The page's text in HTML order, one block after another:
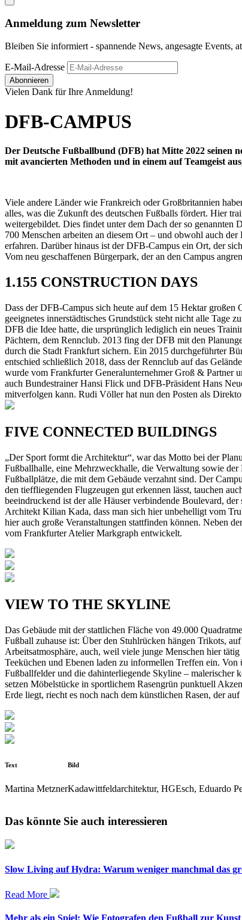
Anmeldung zum Newsletter
Bleiben Sie informiert - spannende News, angesagte Events,
E-Mail-Adresse
Abonnieren
Vielen Dank für Ihre Anmeldung!
DFB-CAMPUS
Der Deutsche Fußballbund (DFB) hat Mitte 2022 seinen
mit avancierten Methoden und in einem auf Teamgeist
Viele andere Länder wie Frankreich oder Großbritannien
alles, was die Zukunft des deutschen Fußballs fördert. Hier
weitergebildet. Dies findet unter dem Dach der so
700 Menschen arbeiten an diesem Ort – und obwohl auch
erfahren. Darüber hinaus ist der DFB-Campus ein Ort, der
Vom neu geschaffenen Bürgerpark, der an den Campus
1.155 CONSTRUCTION DAYS
Dass der DFB-Campus sich heute auf dem 15 Hektar
geeignetes innerstädtisches Grundstück steht nicht alle
DFB die Idee hatte, die ursprünglich lediglich ein neues
Pächtern, dem Rennclub. 2013 fing der DFB mit den
durch die Stadt Frankfurt sichern. Ein 2015 durchgeführter
entschied schließlich 2018, dass der Rennclub auf das
wurde vom Frankfurter Generalunternehmer Groß & Partner
auch Bundestrainer Hansi Flick und DFB-Präsident Hans
mitverfolgen kann. Rudi Völler hat nun den Posten als
FIVE CONNECTED BUILDINGS
„Der Sport formt die Architektur“, war das Motto bei der
Fußballhalle, eine Mehrzweckhalle, die Verwaltung sowie
Fußballplätze, die mit dem Gebäude verzahnt sind. Der
den tieffliegenden Flugzeugen gut erkennen lässt, tauchen
beeindruckend ist der alle Häuser verbindende Boulevard,
Architekt Kilian Kada, dass man sich hier unbehelligt vom
hier auch große Veranstaltungen stattfinden können. Neben
vom Frankfurter Atelier Markgraph entwickelt.
VIEW TO THE SKYLINE
Das Gebäude mit der stattlichen Fläche von 49.000
Fußball zuhause ist: Über den Stuhlrücken hängen Trikots,
Arbeitsatmosphäre, auch, weil viele junge Menschen hier
Teeküchen und Ebenen laden zu informellen Treffen ein.
Fußballfelder und die dahinterliegende Skyline – malerischer
setzen Möbelstücke in sportlichem Rasengrün punktuell
Erde liegt, riecht es noch nach dem künstlichen Rasen, der
Text
Martina Metzner
Bild
Kadawittfeldarchitektur, HGEsch, Eduardo
Das könnte Sie auch interessieren
Slow Living auf Hydra: Warum weniger manchmal das
Read More
Mehr als ein Spiel: Wie Fotografen den Fußball zur Kunst